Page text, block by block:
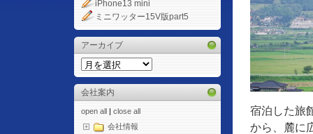
iPhone13 mini
ミニワッター15V版part5
アーカイブ
会社案内
open all | close all
会社情報
宿泊した旅
から、麓に